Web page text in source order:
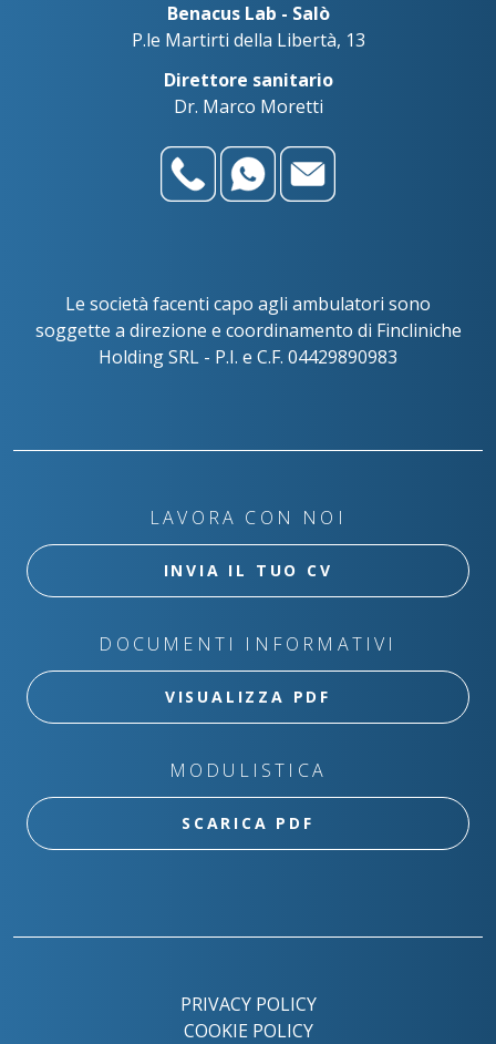
Benacus Lab - Salò
P.le Martirti della Libertà, 13
Direttore sanitario
Dr. Marco Moretti
Le società facenti capo agli ambulatori sono
soggette a direzione e coordinamento di Fincliniche
Holding SRL - P.I. e C.F. 04429890983
LAVORA CON NOI
INVIA IL TUO CV
DOCUMENTI INFORMATIVI
VISUALIZZA PDF
MODULISTICA
SCARICA PDF
PRIVACY POLICY
COOKIE POLICY